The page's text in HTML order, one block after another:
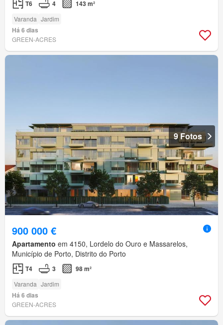
T6 4 143 m²
Varanda Jardim
Há 6 dias
GREEN-ACRES
9 Fotos
900 000 €
Apartamento em 4150, Lordelo do Ouro e Massarelos,
Município de Porto, Distrito do Porto
T4 3 98 m²
Varanda Jardim
Há 6 dias
GREEN-ACRES